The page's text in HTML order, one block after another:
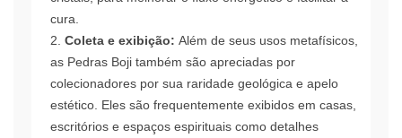
cura.
Coleta e exibição: Além de seus usos metafísicos,
as Pedras Boji também são apreciadas por
colecionadores por sua raridade geológica e apelo
estético. Eles são frequentemente exibidos em casas,
escritórios e espaços espirituais como detalhes